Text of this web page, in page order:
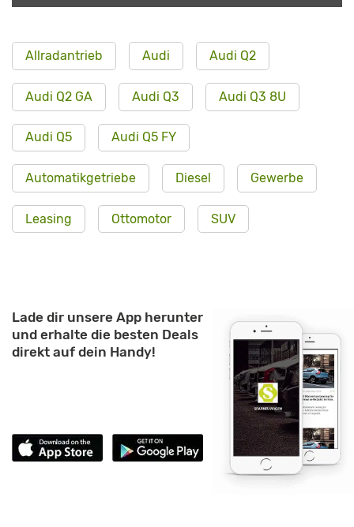
Allradantrieb Audi Audi Q2
Audi Q2 GA Audi Q3 Audi Q3 8U
Audi Q5 Audi Q5 FY
Automatikgetriebe Diesel Gewerbe
Leasing Ottomotor SUV
Lade dir unsere App herunter
und erhalte die besten Deals
direkt auf dein Handy!